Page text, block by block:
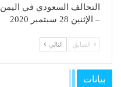
التحالف السعودي في اليمن
– الإثنين 28 سبتمبر 2020
السابق التالي
بيانات